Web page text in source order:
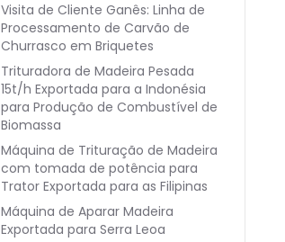
Visita de Cliente Ganês: Linha de
Processamento de Carvão de
Churrasco em Briquetes
Trituradora de Madeira Pesada
15t/h Exportada para a Indonésia
para Produção de Combustível de
Biomassa
Máquina de Trituração de Madeira
com tomada de potência para
Trator Exportada para as Filipinas
Máquina de Aparar Madeira
Exportada para Serra Leoa